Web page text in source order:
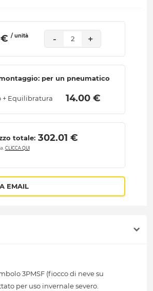
€ / unità - 2 +
per un pneumatico
+ Equilibratura 14.00 €
totale: 302.01 €
CLICCA QUI
EMAIL
3PMSF (fiocco di neve su
per uso invernale severo.